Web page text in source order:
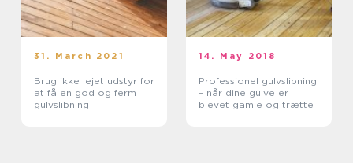
31. March 2021
Brug ikke lejet udstyr for
at få en god og ferm
gulvslibning
14. May 2018
Professionel gulvslibning
– når dine gulve er
blevet gamle og trætte